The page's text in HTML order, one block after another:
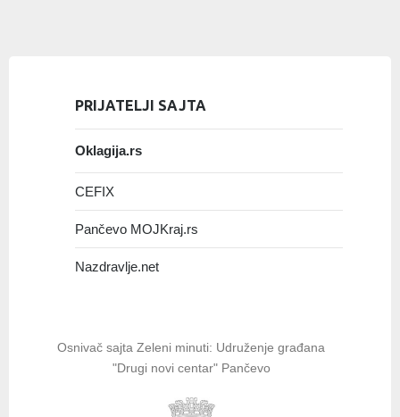
PRIJATELJI SAJTA
Oklagija.rs
CEFIX
Pančevo MOJKraj.rs
Nazdravlje.net
Osnivač sajta Zeleni minuti: Udruženje građana
"Drugi novi centar" Pančevo